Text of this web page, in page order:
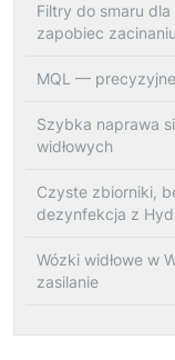
Filtry do smaru
zapobiec
MQL — precyzyjne
Szybka naprawa
widłowych
Czyste zbiorniki,
dezynfekcja z
Wózki widłowe w
zasilanie